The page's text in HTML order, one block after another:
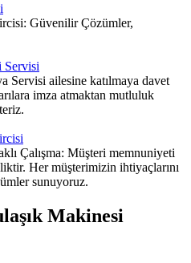
Güvenilir Çözümler,
Servisi
Servisi ailesine katılmaya davet
imza atmaktan mutluluk
Çalışma: Müşteri memnuniyeti
Her müşterimizin ihtiyaçlarını
sunuyoruz.
Makinesi